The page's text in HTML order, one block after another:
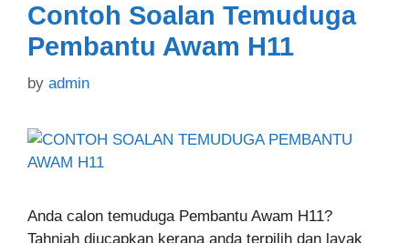
Contoh Soalan Temuduga
Pembantu Awam H11
by admin
Anda calon temuduga Pembantu Awam H11?
Tahniah diucapkan kerana anda terpilih dan layak